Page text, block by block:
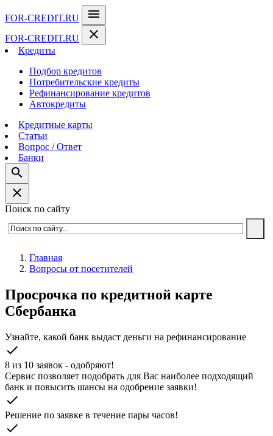
FOR-CREDIT.RU menu
FOR-CREDIT.RU close
Кредиты
Подбор кредитов
Потребительские кредиты
Рефинансирование кредитов
Автокредиты
Кредитные карты
Статьи
Вопрос / Ответ
Банки
search
close
Поиск по сайту
Главная
Вопросы от посетителей
Просрочка по кредитной карте
Сбербанка
Узнайте, какой банк выдаст деньги на рефинансирование
check
8 из 10 заявок - одобряют!
Cервис позволяет подобрать для Вас наиболее подходящий
банк и повысить шансы на одобрение заявки!
check
Решение по заявке в течение пары часов!
check